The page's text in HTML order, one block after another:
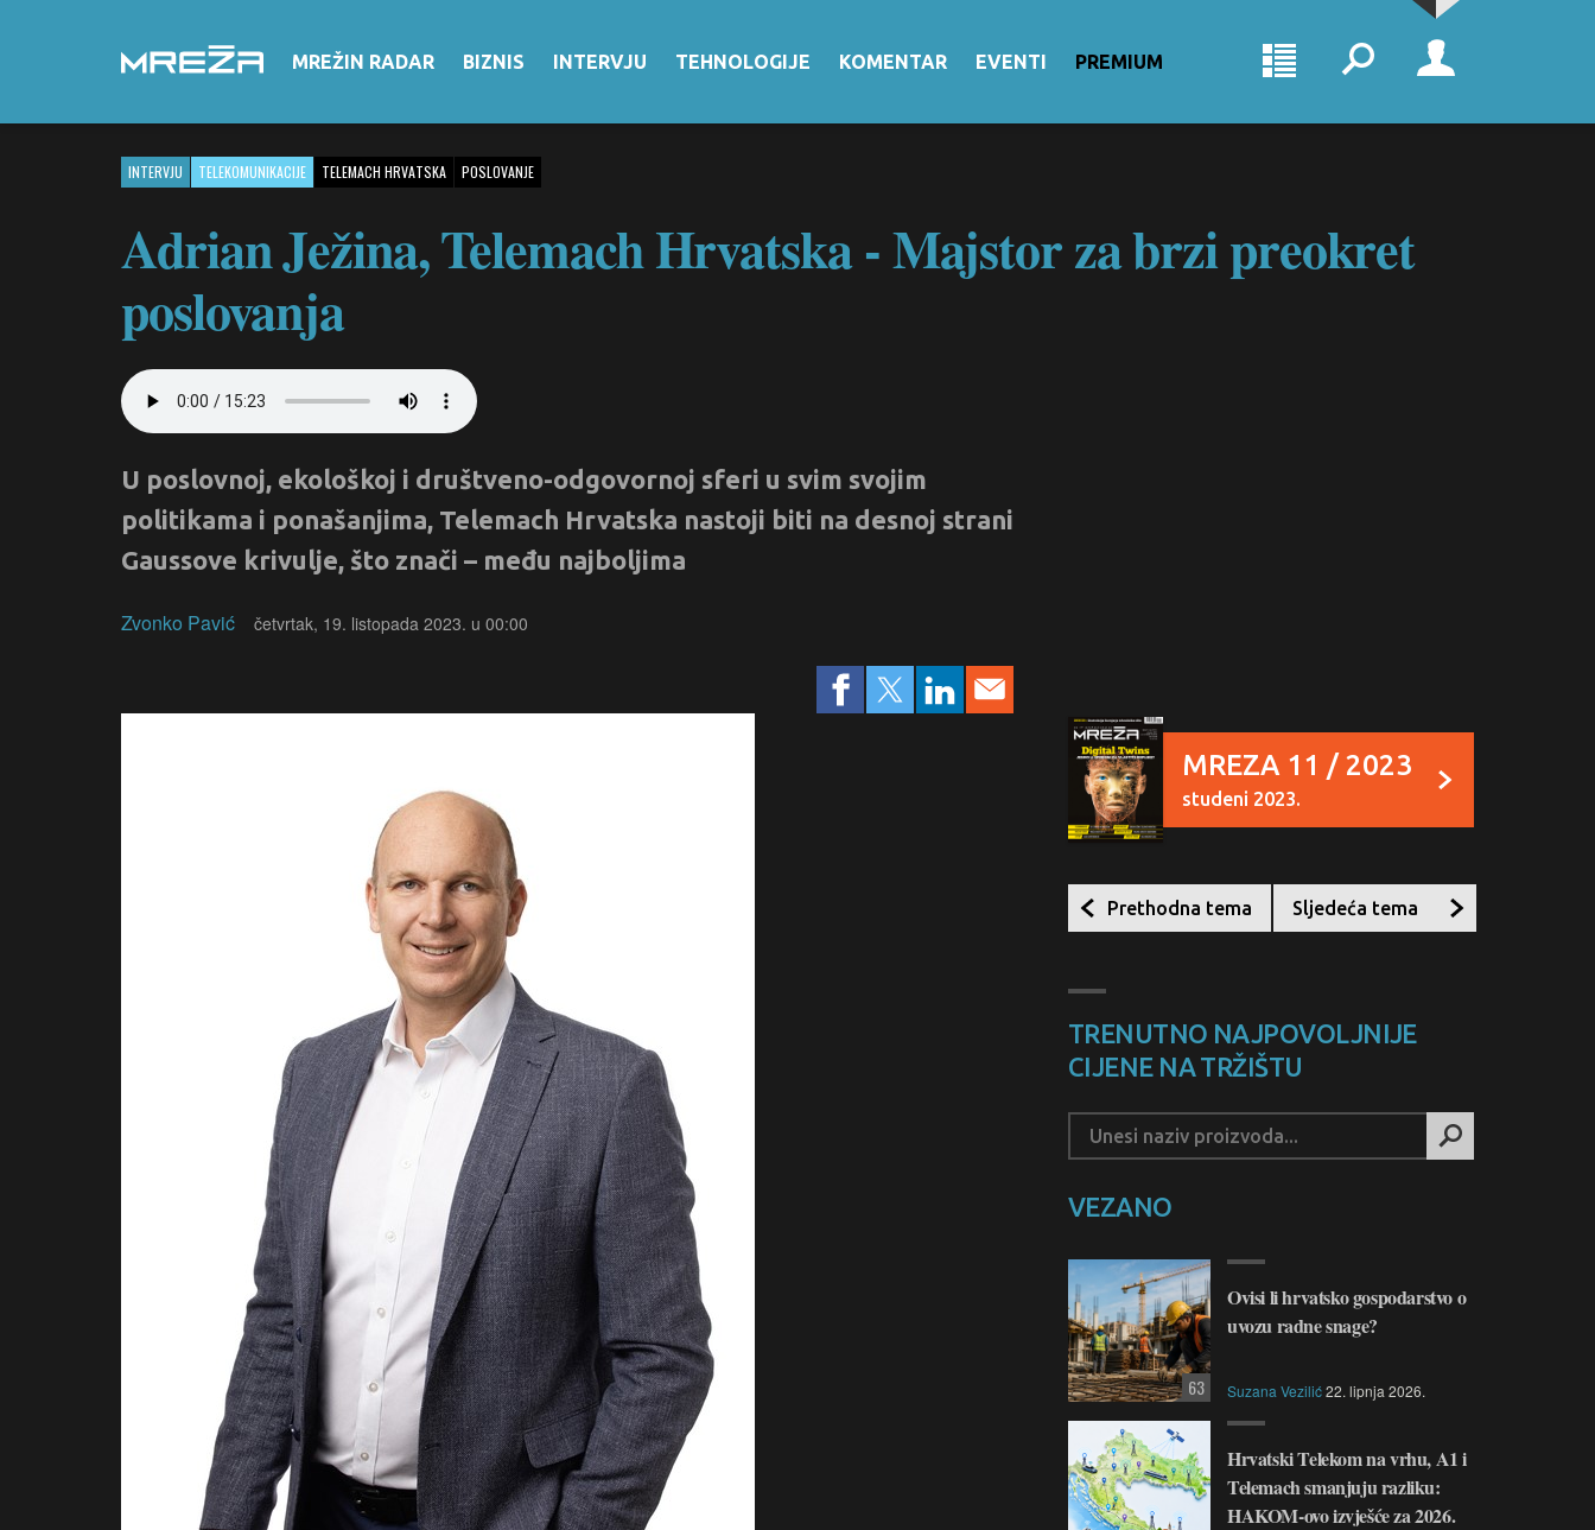
MREŽIN RADAR BIZNIS INTERVJU TEHNOLOGIJE KOMENTAR EVENTI PREMIUM
INTERVJU TELEKOMUNIKACIJE TELEMACH HRVATSKA POSLOVANJE
Adrian Ježina, Telemach Hrvatska - Majstor za brzi preokret
poslovanja
U poslovnoj, ekološkoj i društveno-odgovornoj sferi u svim svojim
politikama i ponašanjima, Telemach Hrvatska nastoji biti na desnoj strani
Gaussove krivulje, što znači – među najboljima
Zvonko Pavić četvrtak, 19. listopada 2023. u 00:00
MREZA 11 / 2023
studeni 2023.
Prethodna tema Sljedeća tema
TRENUTNO NAJPOVOLJNIJE
CIJENE NA TRŽIŠTU
VEZANO
Ovisi li hrvatsko gospodarstvo o
uvozu radne snage?
Suzana Vezilić22. lipnja 2026.
63
Hrvatski Telekom na vrhu, A1 i
Telemach smanjuju razliku:
HAKOM-ovo izvješće za 2026.